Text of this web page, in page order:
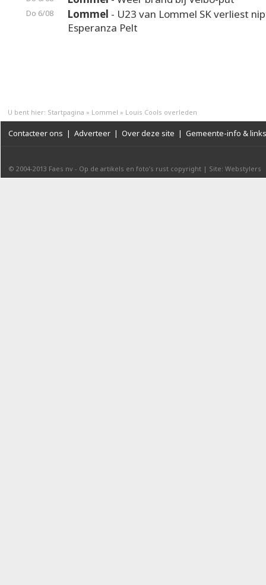
Do 6/08 Lommel - U23 van Lommel SK verliest
Esperanza Pelt
U bent hier: Startpagina » Lommel » Louis Cools overleden
Contacteer ons | Adverteer | Over deze site | Gemeente-info & links
© 2004-2013 Faes nv - Op de artikels en foto’s rust copyright | Site: Webstylers